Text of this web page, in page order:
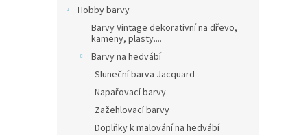
Hobby barvy
Barvy Vintage dekorativní na dřevo,
kameny, plasty....
Barvy na hedvábí
Sluneční barva Jacquard
Napařovací barvy
Zažehlovací barvy
Doplňky k malování na hedvábí